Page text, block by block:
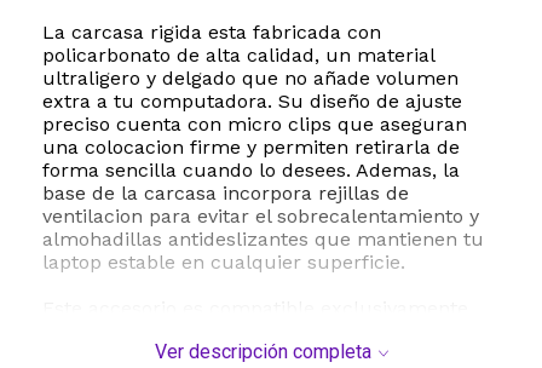
La carcasa rigida esta fabricada con
policarbonato de alta calidad, un material
ultraligero y delgado que no añade volumen
extra a tu computadora. Su diseño de ajuste
preciso cuenta con micro clips que aseguran
una colocacion firme y permiten retirarla de
forma sencilla cuando lo desees. Ademas, la
base de la carcasa incorpora rejillas de
ventilacion para evitar el sobrecalentamiento y
almohadillas antideslizantes que mantienen tu
laptop estable en cualquier superficie.
lanzados entre 2018 y 2022 con tecnologia
Ver descripción completa